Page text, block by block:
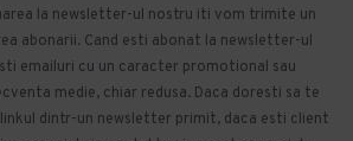
la newsletter-ul nostru iti vom trimite un
abonarii. Cand esti abonat la newsletter-ul
emailuri cu un caracter promotional sau
medie, chiar redusa. Daca doresti sa te
dintr-un newsletter primit, daca esti client